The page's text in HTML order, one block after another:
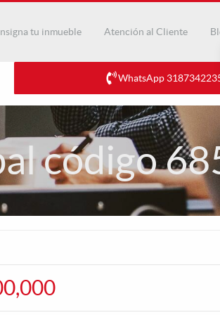
tu inmueble Atención al Cliente
WhatsApp
código